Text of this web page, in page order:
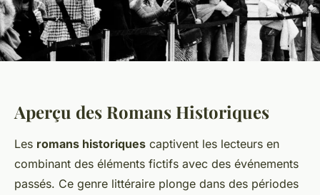
Aperçu des Romans Historiques
Les romans historiques captivent les lecteurs en
combinant des éléments fictifs avec des événements
passés. Ce genre littéraire plonge dans des périodes